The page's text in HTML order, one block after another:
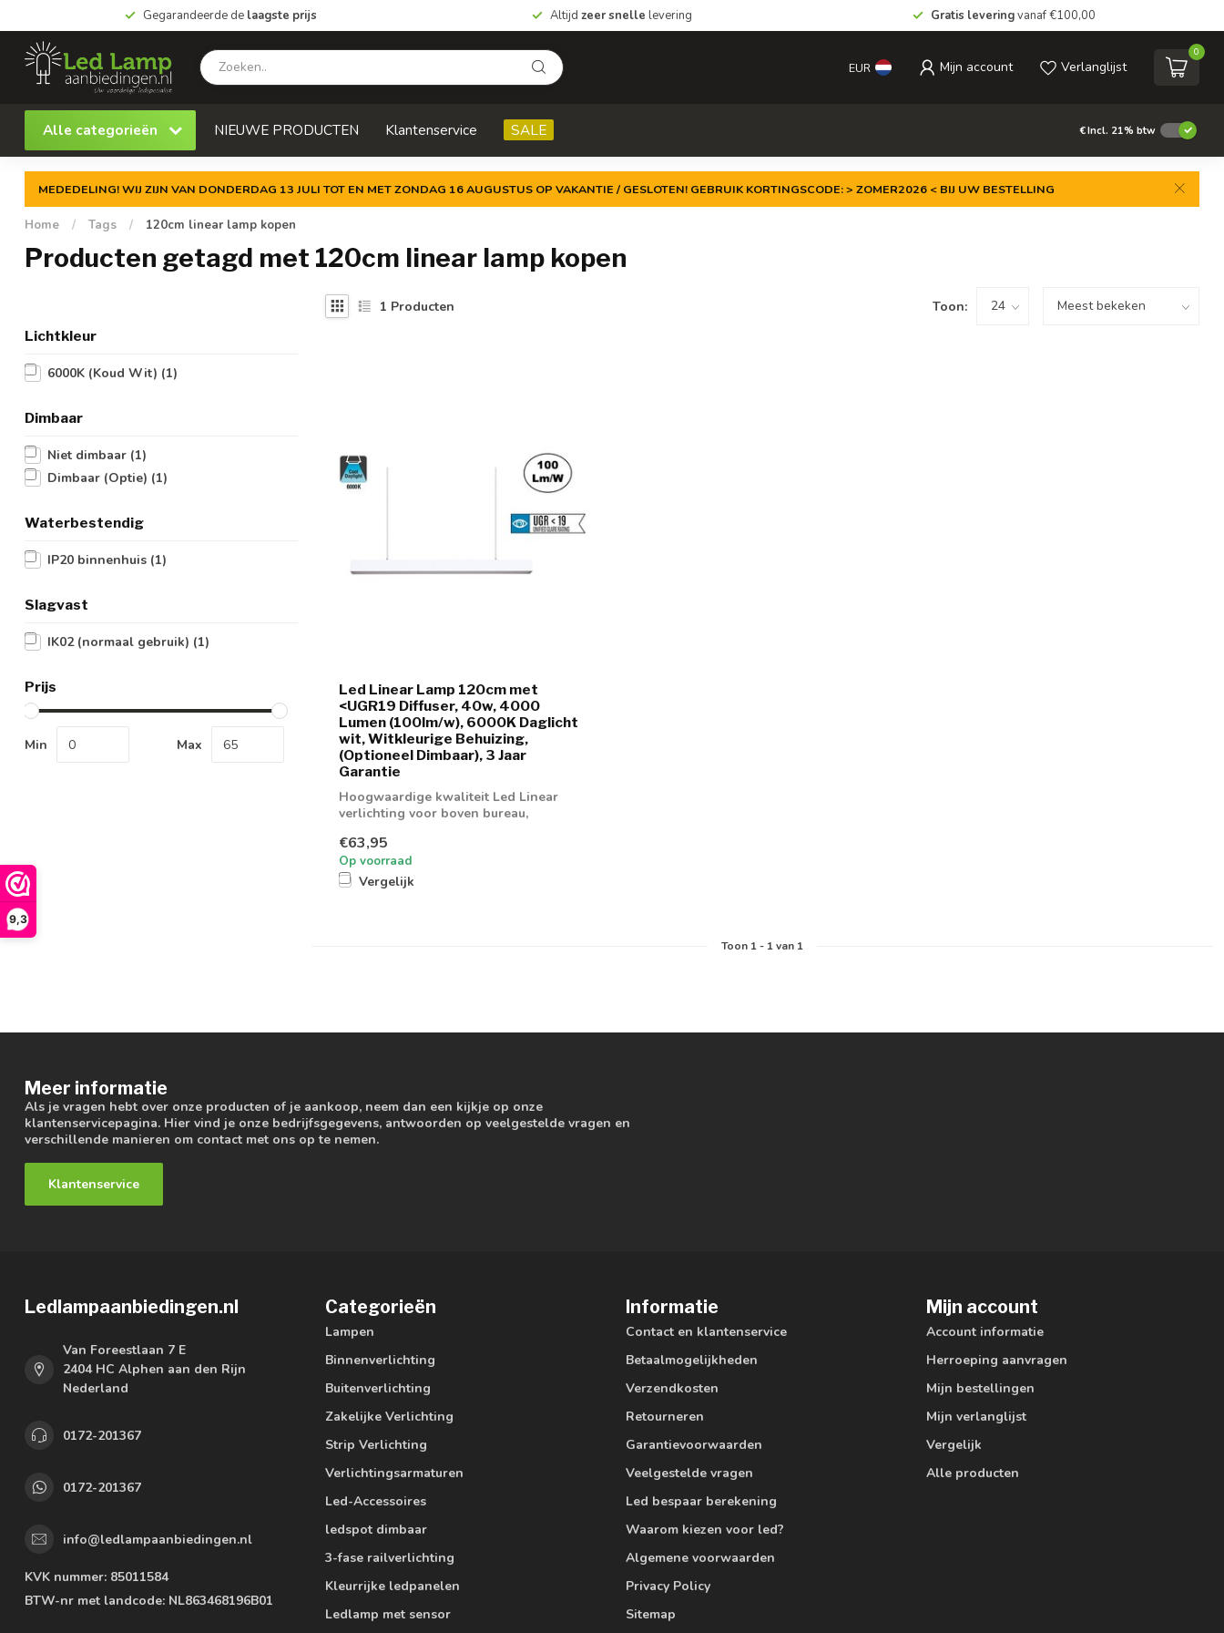
9,3
Gegarandeerde de laagste prijs Altijd zeer snelle levering Gratis leveringvanaf €100,00
EUR Mijn account Verlanglijst
0
Alle categorieën NIEUWE PRODUCTEN Klantenservice SALE €Incl. 21% btw
MEDEDELING! WIJ ZIJN VAN DONDERDAG 13 JULI TOT EN MET ZONDAG 16 AUGUSTUS OP VAKANTIE / GESLOTEN! GEBRUIK KORTINGSCODE: > ZOMER2026 < BIJ UW BESTELLING
Home / Tags / 120cm linear lamp kopen
Producten getagd met 120cm linear lamp kopen
Lichtkleur
6000K (Koud Wit) (1)
Dimbaar
Niet dimbaar (1)
Dimbaar (Optie) (1)
Waterbestendig
IP20 binnenhuis (1)
Slagvast
IK02 (normaal gebruik) (1)
Prijs
Min Max
1 Producten Toon:
Led Linear Lamp 120cm met
<UGR19 Diffuser, 40w, 4000
Lumen (100lm/w), 6000K Daglicht
wit, Witkleurige Behuizing,
(Optioneel Dimbaar), 3 Jaar
Garantie
Hoogwaardige kwaliteit Led Linear
verlichting voor boven bureau,
€63,95
Op voorraad
Vergelijk
Toon 1- 1van 1
Meer informatie
Als je vragen hebt over onze producten of je aankoop, neem dan een kijkje op onze
klantenservicepagina. Hier vind je onze bedrijfsgegevens, antwoorden op veelgestelde vragen en
verschillende manieren om contact met ons op te nemen.
Klantenservice
Ledlampaanbiedingen.nl
Van Foreestlaan 7 E
2404 HC Alphen aan den Rijn
Nederland
0172-201367
0172-201367
info@ledlampaanbiedingen.nl
KVK nummer: 85011584
BTW-nr met landcode: NL863468196B01
Categorieën
Lampen
Binnenverlichting
Buitenverlichting
Zakelijke Verlichting
Strip Verlichting
Verlichtingsarmaturen
Led-Accessoires
ledspot dimbaar
3-fase railverlichting
Kleurrijke ledpanelen
Ledlamp met sensor
Informatie
Contact en klantenservice
Betaalmogelijkheden
Verzendkosten
Retourneren
Garantievoorwaarden
Veelgestelde vragen
Led bespaar berekening
Waarom kiezen voor led?
Algemene voorwaarden
Privacy Policy
Sitemap
Mijn account
Account informatie
Herroeping aanvragen
Mijn bestellingen
Mijn verlanglijst
Vergelijk
Alle producten